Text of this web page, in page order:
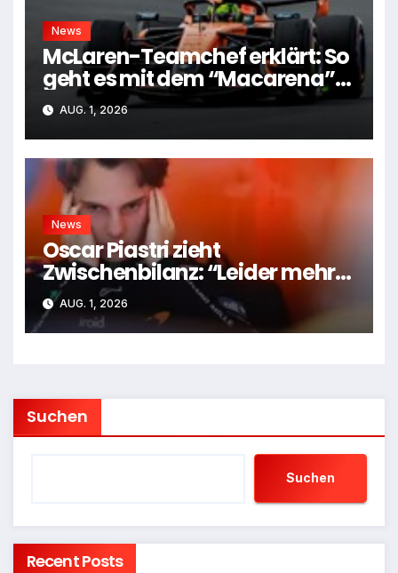
News
McLaren-Teamchef erklärt: So
geht es mit dem “Macarena”-
Flügel weiter
AUG. 1, 2026
News
Oscar Piastri zieht
Zwischenbilanz: “Leider mehr
Tiefen als Höhen”
AUG. 1, 2026
Suchen
Suchen
Recent Posts